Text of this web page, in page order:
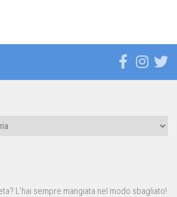
L'hai sempre mangiata nel modo sbagliato!